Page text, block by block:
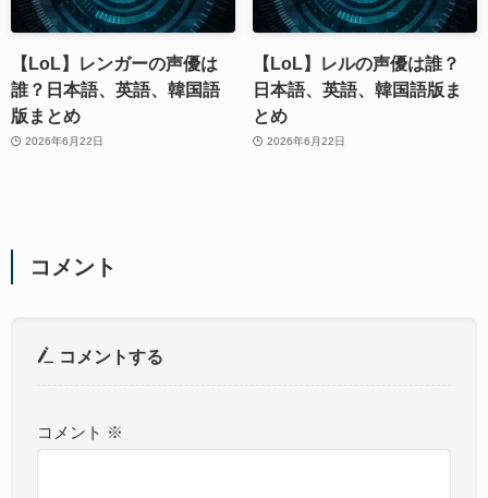
【LoL】レンガーの声優は
誰？日本語、英語、韓国語
版まとめ
2026年6月22日
【LoL】レルの声優は誰？
日本語、英語、韓国語版ま
とめ
2026年6月22日
コメント
コメントする
コメント ※